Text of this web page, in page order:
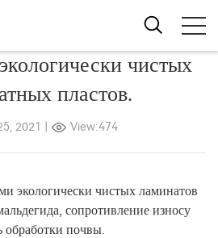
чистых
пластов.
2021 View:474
экологически чистых ламинатов
сопротивление износу
обработки почвы.